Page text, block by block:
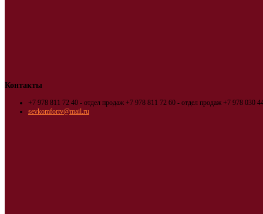
Контакты
+7 978 811 72 40 - отдел продаж +7 978 811 72 60 - отдел продаж +7 978 030
sevkomfortv@mail.ru